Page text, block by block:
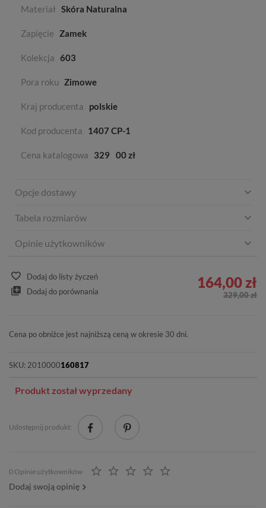
Materiał Skóra Naturalna
Zapięcie Zamek
Kolekcja 603
Pora roku Zimowe
Kraj producenta polskie
Kod producenta 1407 CP-1
Cena katalogowa 329 00 zł
Opcje dostawy
Tabela rozmiarów
Opinie użytkowników
Dodaj do listy życzeń
Dodaj do porównania
164,00 zł
329,00 zł
Cena po obniżce jest najniższą ceną w okresie 30 dni.
SKU: 2010000160817
Produkt został wyprzedany
Udostępnij produkt:
0 Opinie użytkowników
Dodaj swoją opinię